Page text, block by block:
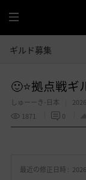
全
体
ギルド募集
🙂⭐拠点戦ギ
しゅーーき-日本
1871
0
最近の修正日時 :